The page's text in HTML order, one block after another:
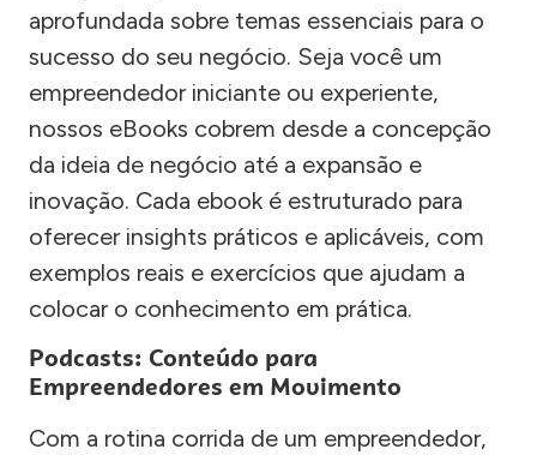
aprofundada sobre temas essenciais para o
sucesso do seu negócio. Seja você um
empreendedor iniciante ou experiente,
nossos eBooks cobrem desde a concepção
da ideia de negócio até a expansão e
inovação. Cada ebook é estruturado para
oferecer insights práticos e aplicáveis, com
exemplos reais e exercícios que ajudam a
colocar o conhecimento em prática.
Podcasts: Conteúdo para
Empreendedores em Movimento
Com a rotina corrida de um empreendedor,